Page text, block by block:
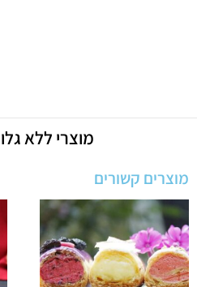
מוצרי ללא
מוצרים קשורים